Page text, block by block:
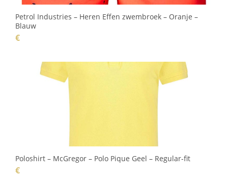
Petrol Industries – Heren Effen zwembroek – Oranje –
Blauw
€
Poloshirt – McGregor – Polo Pique Geel – Regular-fit
€